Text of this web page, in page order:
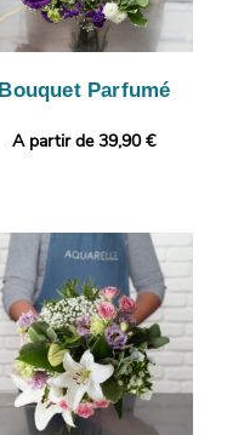
Bouquet Parfumé
A partir de 39,90 €